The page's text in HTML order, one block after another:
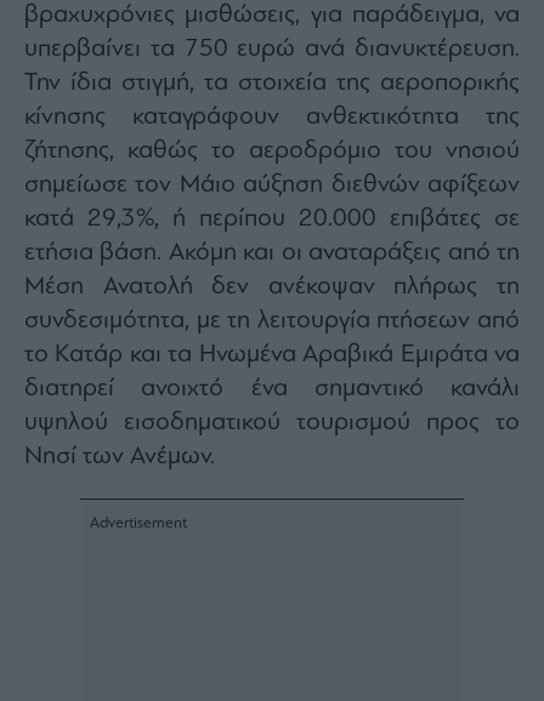
Μετοχές
Αγορές
Trader's
book
Buy-
Hold-
Sell
The
Value
Investor
Crypto
Χρηματιστηριακές
Ανακοινώσεις
Creative
Branded
βραχυχρόνιες μισθώσεις, για παράδειγμα, να
υπερβαίνει τα 750 ευρώ ανά διανυκτέρευση.
Την ίδια στιγμή, τα στοιχεία της αεροπορικής
κίνησης καταγράφουν ανθεκτικότητα της
ζήτησης, καθώς το αεροδρόμιο του νησιού
σημείωσε τον Μάιο αύξηση διεθνών αφίξεων
κατά 29,3%, ή περίπου 20.000 επιβάτες σε
ετήσια βάση. Ακόμη και οι αναταράξεις από τη
Μέση Ανατολή δεν ανέκοψαν πλήρως τη
συνδεσιμότητα, με τη λειτουργία πτήσεων από
το Κατάρ και τα Ηνωμένα Αραβικά Εμιράτα να
διατηρεί ανοιχτό ένα σημαντικό κανάλι
υψηλού εισοδηματικού τουρισμού προς το
Νησί των Ανέμων.